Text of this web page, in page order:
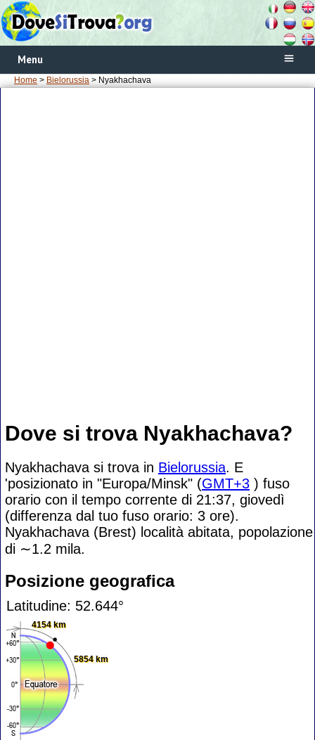
Menu
Home > Bielorussia > Nyakhachava
Dove si trova Nyakhachava?
Nyakhachava si trova in Bielorussia. E
'posizionato in "Europa/Minsk" (GMT+3 ) fuso
orario con il tempo corrente di 21:37, giovedì
(differenza dal tuo fuso orario: 3 ore).
Nyakhachava (Brest) località abitata, popolazione
di ∼1.2 mila.
Posizione geografica
Latitudine: 52.644°
4154 km
5854 km